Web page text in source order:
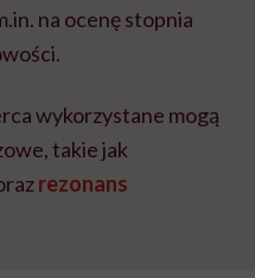
na ocenę stopnia
wykorzystane mogą
takie jak
rezonans